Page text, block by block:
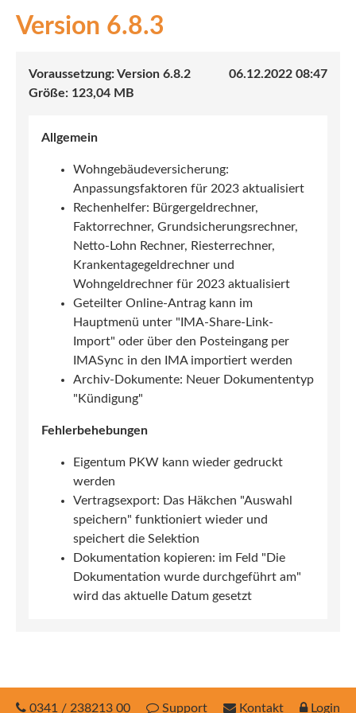
INEX
Leben
Investment
6.8.3
06.12.2022 08:47
6.8.2
123,04 MB
Allgemein
Wohngebäudeversicherung:
Anpassungsfaktoren für 2023 aktualisiert
Rechenhelfer: Bürgergeldrechner,
Faktorrechner, Grundsicherungsrechner,
Netto-Lohn Rechner, Riesterrechner,
Krankentagegeldrechner und
Wohngeldrechner für 2023 aktualisiert
Geteilter Online-Antrag kann im
Hauptmenü unter "IMA-Share-Link-
Import" oder über den Posteingang per
IMASync in den IMA importiert werden
Archiv-Dokumente: Neuer Dokumententyp
"Kündigung"
Fehlerbehebungen
Eigentum PKW kann wieder gedruckt
werden
Vertragsexport: Das Häkchen "Auswahl
speichern" funktioniert wieder und
speichert die Selektion
Dokumentation kopieren: im Feld "Die
Dokumentation wurde durchgeführt am"
wird das aktuelle Datum gesetzt
0341 / 238213 00 Support Kontakt Login